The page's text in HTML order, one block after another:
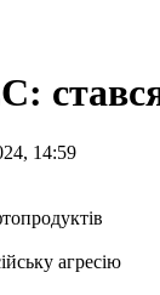
14:59
агресію